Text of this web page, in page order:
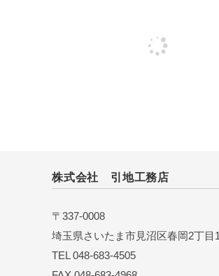
株式会社 引地工務店
〒337-0008
埼玉県さいたま市見沼区春岡2丁目
TEL 048-683-4505